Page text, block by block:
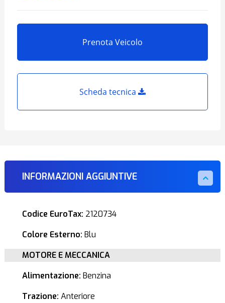
Prenota Veicolo
Scheda tecnica
INFORMAZIONI AGGIUNTIVE
Codice EuroTax: 2120734
Colore Esterno: Blu
MOTORE E MECCANICA
Alimentazione: Benzina
Trazione: Anteriore